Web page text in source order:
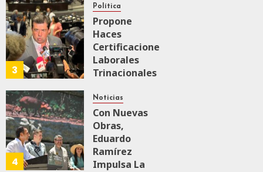
“Rosario
Castellanos”
A
Malú Mícher
AGOSTO 6, 2026
3
Política
Propone
Haces
Certificaciones
Laborales
Trinacionales
A México Para
Nueva
Economía
AGOSTO 5, 2026
0
71
4
Noticias
Con Nuevas
Obras,
Eduardo
Ramírez
Impulsa La